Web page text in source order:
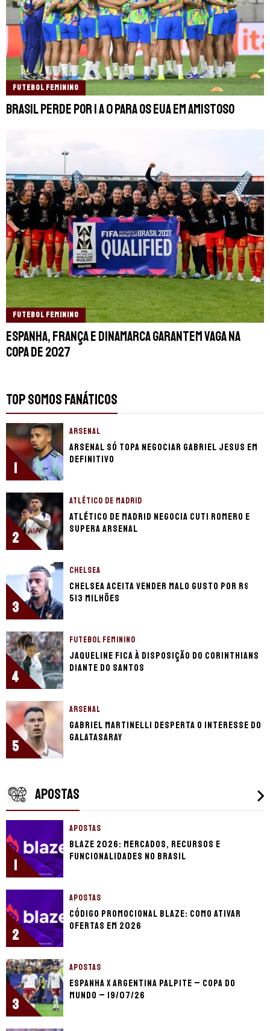
FUTEBOL FEMININO
Brasil perde por 1 a 0 para os EUA em amistoso
FUTEBOL FEMININO
Espanha, França e Dinamarca garantem vaga na
Copa de 2027
TOP SOMOS FANÁTICOS
1
ARSENAL
Arsenal só topa negociar Gabriel Jesus em
definitivo
2
ATLÉTICO DE MADRID
Atlético de Madrid negocia Cuti Romero e
supera Arsenal
3
CHELSEA
Chelsea aceita vender Malo Gusto por R$
513 milhões
4
FUTEBOL FEMININO
Jaqueline fica à disposição do Corinthians
diante do Santos
5
ARSENAL
Gabriel Martinelli desperta o interesse do
Galatasaray
APOSTAS
1
APOSTAS
Blaze 2026: mercados, recursos e
funcionalidades no Brasil
2
APOSTAS
Código promocional Blaze: como ativar
ofertas em 2026
3
APOSTAS
Espanha x Argentina palpite – Copa do
Mundo – 19/07/26